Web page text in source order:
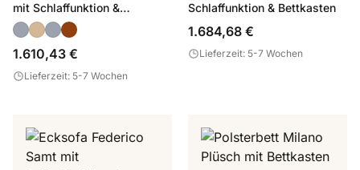
mit Schlaffunktion &
Bettkasten
1.610,43 €
Lieferzeit: 5-7 Wochen
Schlaffunktion & Bettkasten
1.684,68 €
Lieferzeit: 5-7 Wochen